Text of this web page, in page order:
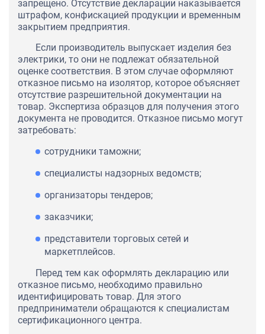
запрещено. Отсутствие декларации наказывается
штрафом, конфискацией продукции и временным
закрытием предприятия.
Если производитель выпускает изделия без
электрики, то они не подлежат обязательной
оценке соответствия. В этом случае оформляют
отказное письмо на изолятор, которое объясняет
отсутствие разрешительной документации на
товар. Экспертиза образцов для получения этого
документа не проводится. Отказное письмо могут
затребовать:
сотрудники таможни;
специалисты надзорных ведомств;
организаторы тендеров;
заказчики;
представители торговых сетей и
маркетплейсов.
Перед тем как оформлять декларацию или
отказное письмо, необходимо правильно
идентифицировать товар. Для этого
предприниматели обращаются к специалистам
сертификационного центра.